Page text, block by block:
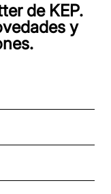
de KEP.
y